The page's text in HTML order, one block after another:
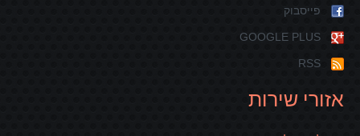
פייסבוק
GOOGLE PLUS
RSS
אזורי שירות